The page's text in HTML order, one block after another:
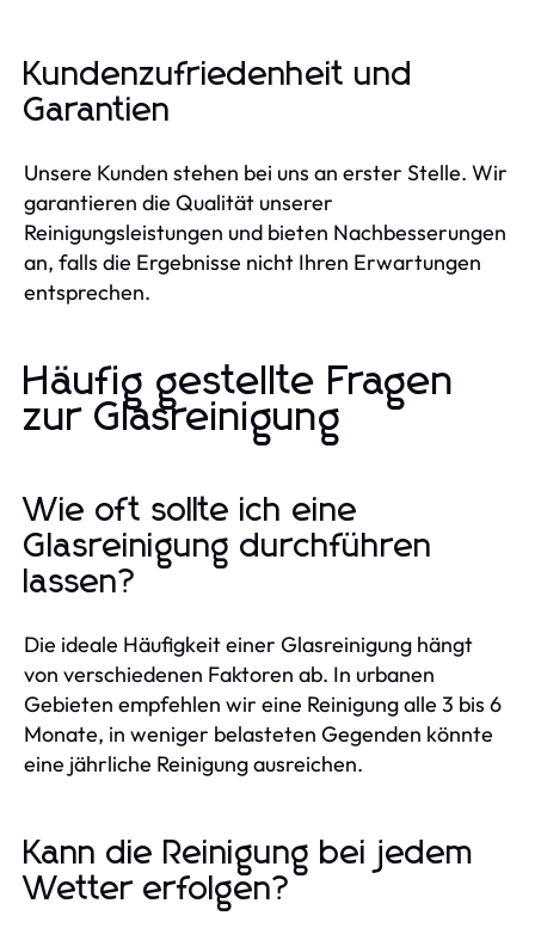
Kundenzufriedenheit und
Garantien
Unsere Kunden stehen bei uns an erster Stelle. Wir
garantieren die Qualität unserer
Reinigungsleistungen und bieten Nachbesserungen
an, falls die Ergebnisse nicht Ihren Erwartungen
entsprechen.
Häufig gestellte Fragen
zur Glasreinigung
Wie oft sollte ich eine
Glasreinigung durchführen
lassen?
Die ideale Häufigkeit einer Glasreinigung hängt
von verschiedenen Faktoren ab. In urbanen
Gebieten empfehlen wir eine Reinigung alle 3 bis 6
Monate, in weniger belasteten Gegenden könnte
eine jährliche Reinigung ausreichen.
Kann die Reinigung bei jedem
Wetter erfolgen?